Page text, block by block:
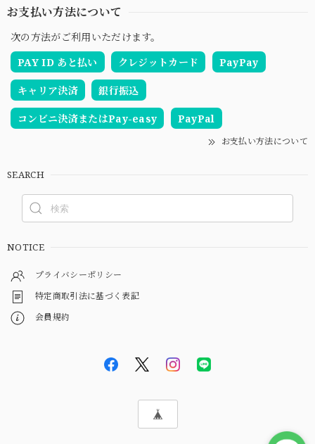
お支払い方法について
次の方法がご利用いただけます。
PAY ID あと払い
クレジットカード PayPay
キャリア決済 銀行振込
コンビニ決済またはPay-easy PayPal
お支払い方法について
SEARCH
NOTICE
プライバシーポリシー
特定商取引法に基づく表記
会員規約